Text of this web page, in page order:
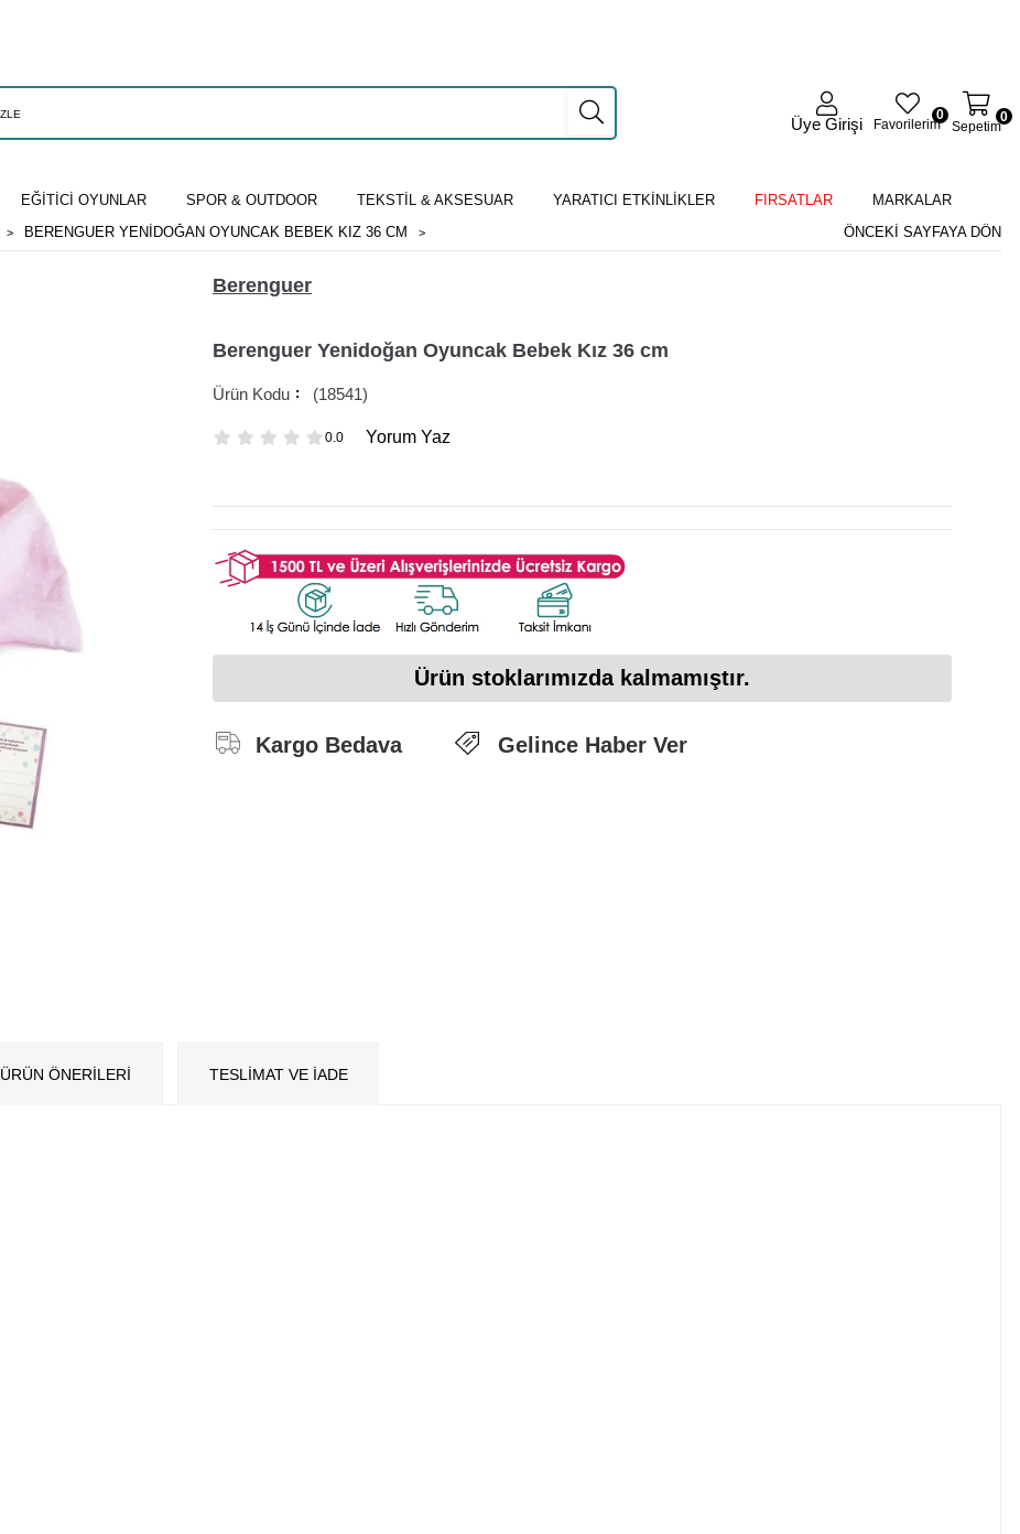
Üye Girişi Favorilerim
0
Sepetim
0
EĞİTİCİ OYUNLAR SPOR & OUTDOOR TEKSTİL & AKSESUAR YARATICI ETKİNLİKLER FIRSATLAR
MARKALAR
BERENGUER YENIDOĞAN OYUNCAK BEBEK KIZ 36 CM ÖNCEKI SAYFAYA DÖN
Berenguer
Berenguer Yenidoğan Oyuncak Bebek Kız 36 cm
(18541)
0.0 Yorum Yaz
Ürün stoklarımızda kalmamıştır.
Kargo Bedava Gelince Haber Ver
ÜRÜN ÖNERILERI TESLİMAT VE İADE